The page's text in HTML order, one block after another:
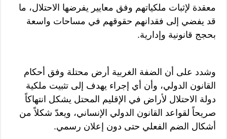
معقدة لإثبات ملكياتهم وفق معايير يفرضها الاحتلال، ما
قد يفضي إلى فقدانهم حقوقهم في مساحات واسعة
بحجج قانونية وإدارية.
وشدد على أن الضفة الغربية أرض محتلة وفق أحكام
القانون الدولي، وأن أي إجراء يهدف إلى تثبيت ملكية
دولة الاحتلال لأراض في الإقليم المحتل يشكل انتهاكاً
صريحاً لقواعد القانون الدولي الإنساني، ويعدّ شكلاً من
أشكال الضم الفعلي حتى دون إعلان رسمي.